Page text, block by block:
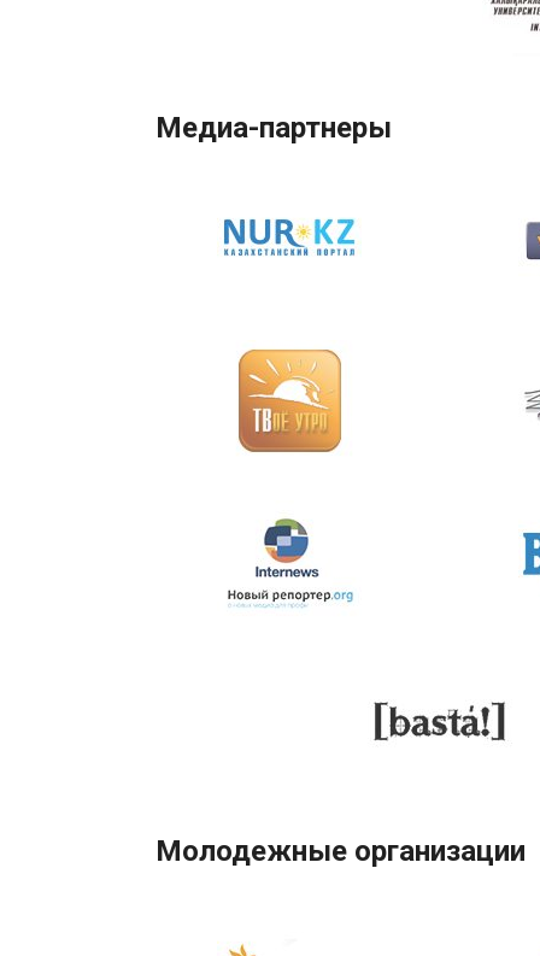
Медиа-партнеры
Молодежные организации